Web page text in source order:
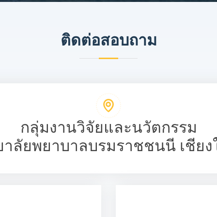
ติดต่อสอบถาม
กลุ่มงานวิจัยและนวัตกรรม
าลัยพยาบาลบรมราชชนนี เชียง